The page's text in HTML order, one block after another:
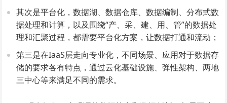
其次是平台化，数据湖、数据仓库、数据编制、分布式数
据处理和计算，以及围绕“产、采、建、用、管”的数据处
理和汇聚过程，都需要平台化方案，让数据打通和流动；
第三是在IaaS层走向专业化，不同场景、应用对于数据存
储的要求各有特点，通过云化基础设施、弹性架构、两地
三中心等来满足不同的需求。